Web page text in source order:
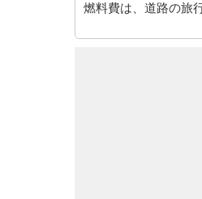
燃料費は、道路の旅